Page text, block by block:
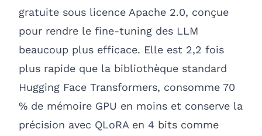
gratuite sous licence Apache 2.0, conçue
pour rendre le fine-tuning des LLM
beaucoup plus efficace. Elle est 2,2 fois
plus rapide que la bibliothèque standard
Hugging Face Transformers, consomme 70
% de mémoire GPU en moins et conserve la
précision avec QLoRA en 4 bits comme